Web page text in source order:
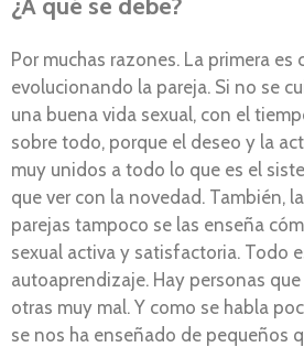
Por muchas razones. La primera es
evolucionando la pareja. Si no se
una buena vida sexual, con el
sobre todo, porque el deseo y la
muy unidos a todo lo que es el
que ver con la novedad. También,
parejas tampoco se las enseña
sexual activa y satisfactoria. Todo
autoaprendizaje. Hay personas
otras muy mal. Y como se habla
se nos ha enseñado de pequeños